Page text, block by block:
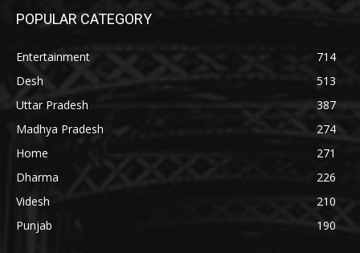
POPULAR CATEGORY
Entertainment
714
Desh
513
Uttar Pradesh
387
Madhya Pradesh
274
Home
271
Dharma
226
Videsh
210
Punjab
190